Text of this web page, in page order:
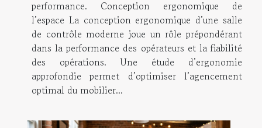
performance. Conception ergonomique de
l’espace La conception ergonomique d’une salle
de contrôle moderne joue un rôle prépondérant
dans la performance des opérateurs et la fiabilité
des opérations. Une étude d’ergonomie
approfondie permet d’optimiser l’agencement
optimal du mobilier...